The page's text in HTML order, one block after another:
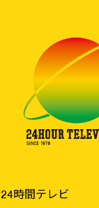
24時間テレビ